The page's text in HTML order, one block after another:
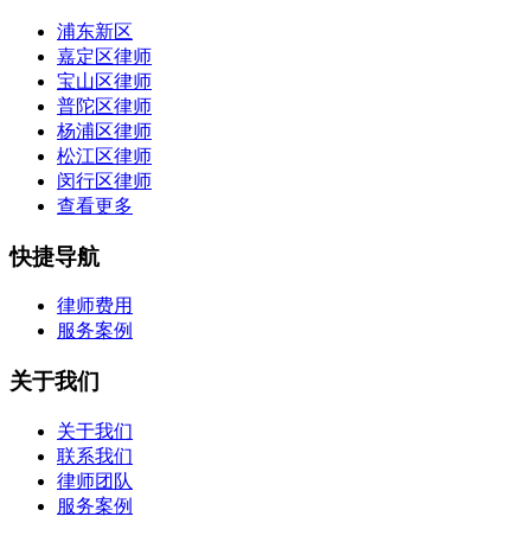
浦东新区
嘉定区律师
宝山区律师
普陀区律师
杨浦区律师
松江区律师
闵行区律师
查看更多
快捷导航
律师费用
服务案例
关于我们
关于我们
联系我们
律师团队
服务案例